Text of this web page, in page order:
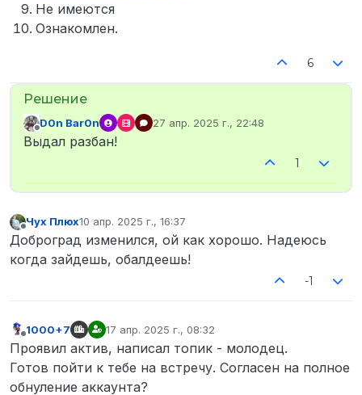
Не имеются
Ознакомлен.
6
Не в сети
D0n Bar0n 27 апр. 2025 г., 22:48
отредактировано
Выдал разбан!
1
Не в сети
Чух Плюх10 апр. 2025 г., 16:37
отредактировано
Доброград изменился, ой как хорошо. Надеюсь
когда зайдешь, обалдеешь!
-1
1000+7 17 апр. 2025 г., 08:32
отредактировано
Проявил актив, написал топик - молодец.
Готов пойти к тебе на встречу. Согласен на полное
обнуление аккаунта?